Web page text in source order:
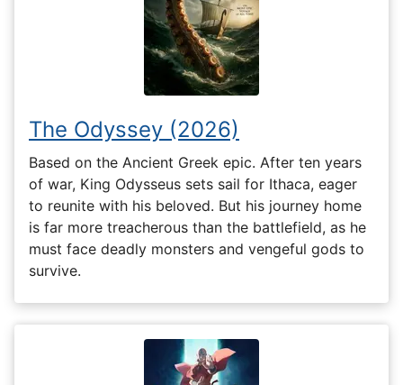
The Odyssey (2026)
Based on the Ancient Greek epic. After ten years
of war, King Odysseus sets sail for Ithaca, eager
to reunite with his beloved. But his journey home
is far more treacherous than the battlefield, as he
must face deadly monsters and vengeful gods to
survive.